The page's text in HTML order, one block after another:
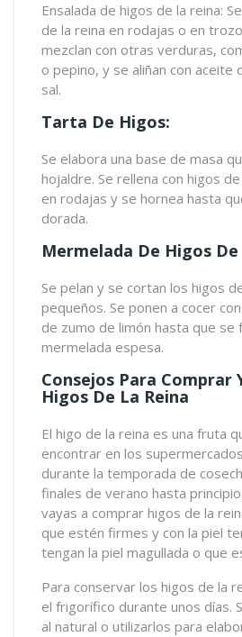
Ensalada de higos de la reina:
de la reina en rodajas o en
mezclan con otras verduras,
o pepino, y se aliñan con aceite
sal.
Tarta De Higos:
Se elabora una base de masa
hojaldre. Se rellena con higos
en rodajas y se hornea hasta
dorada.
Mermelada De Higos De
Se pelan y se cortan los higos
pequeños. Se ponen a cocer
de zumo de limón hasta que se
mermelada espesa.
Consejos Para Comprar
Higos De La Reina
El higo de la reina es una fruta
encontrar en los
durante la temporada de
finales de verano hasta
vayas a comprar higos de la
que estén firmes y con la piel
tengan la piel magullada o que
Para conservar los higos de la
el frigorífico durante unos días.
al natural o utilizarlos para